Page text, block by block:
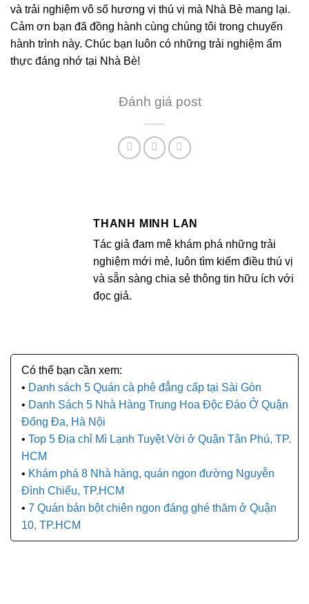
và trải nghiệm vô số hương vị thú vị mà Nhà Bè mang lại.
Cảm ơn bạn đã đồng hành cùng chúng tôi trong chuyến
hành trình này. Chúc bạn luôn có những trải nghiệm ẩm
thực đáng nhớ tại Nhà Bè!
Đánh giá post
THANH MINH LAN
Tác giả đam mê khám phá những trải
nghiệm mới mẻ, luôn tìm kiếm điều thú vị
và sẵn sàng chia sẻ thông tin hữu ích với
đọc giả.
Danh sách 5 Quán cà phê đẳng cấp tại Sài Gòn
Danh Sách 5 Nhà Hàng Trung Hoa Độc Đáo Ở Quận
Đống Đa, Hà Nội
Top 5 Địa chỉ Mì Lạnh Tuyệt Vời ở Quận Tân Phú, TP.
HCM
Khám phá 8 Nhà hàng, quán ngon đường Nguyễn
Đình Chiểu, TP.HCM
7 Quán bán bột chiên ngon đáng ghé thăm ở Quận
10, TP.HCM